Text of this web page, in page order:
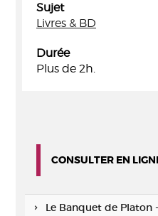
Sujet
Livres & BD
Durée
Plus de 2h.
CONSULTER EN
Le Banquet de Platon